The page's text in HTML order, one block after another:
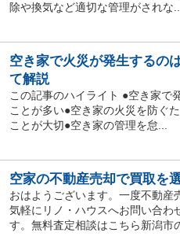
除や換気など適切な管理がされな
空き家で火災が発生するの
て解説
この記事のハイライト ●空き家で
ことが多い●空き家の火災を防ぐ
ことが大切●空き家の管理を怠...
空家の不動産売却で買取を
おはようございます。一度不動産
気軽にリノ・ハウスへお問い合わ
す。無料査定相談はこちら新潟市